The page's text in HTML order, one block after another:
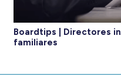
Boardtips | Directores
familiares